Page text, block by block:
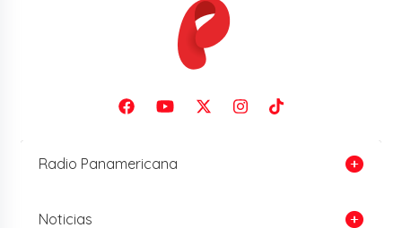
Radio Panamericana
Noticias